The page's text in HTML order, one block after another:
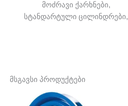
მოძრავი ქარხნები,
სტანდარტული ცილინდრები,
მსგავსი პროდუქტები